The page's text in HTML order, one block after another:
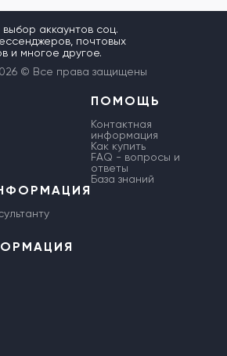
аккаунтов соц.
почтовых
и многое другое.
© Все права защищены
ПОМОЩЬ
Контактная
информация
Как купить
FAQ - вопросы и
ответы
База знаний